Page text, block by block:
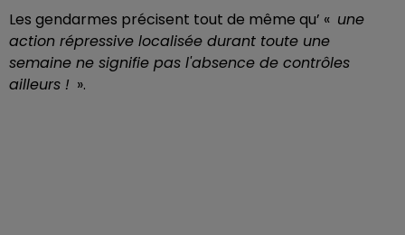
Les gendarmes précisent tout de même qu’ « une
action répressive localisée durant toute une
semaine ne signifie pas l'absence de contrôles
ailleurs ! ».